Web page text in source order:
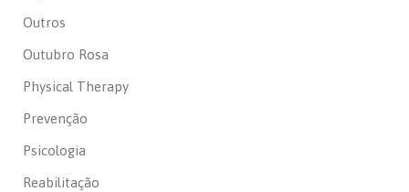
Outros
Outubro Rosa
Physical Therapy
Prevenção
Psicologia
Reabilitação